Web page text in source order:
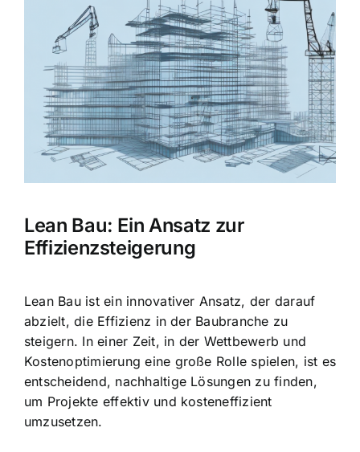
Lean Bau: Ein Ansatz zur
Effizienzsteigerung
Lean Bau ist ein innovativer Ansatz, der darauf
abzielt, die Effizienz in der Baubranche zu
steigern. In einer Zeit, in der Wettbewerb und
Kostenoptimierung eine große Rolle spielen, ist es
entscheidend, nachhaltige Lösungen zu finden,
um Projekte effektiv und kosteneffizient
umzusetzen.